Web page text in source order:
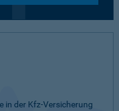
in der Kfz-Versicherung